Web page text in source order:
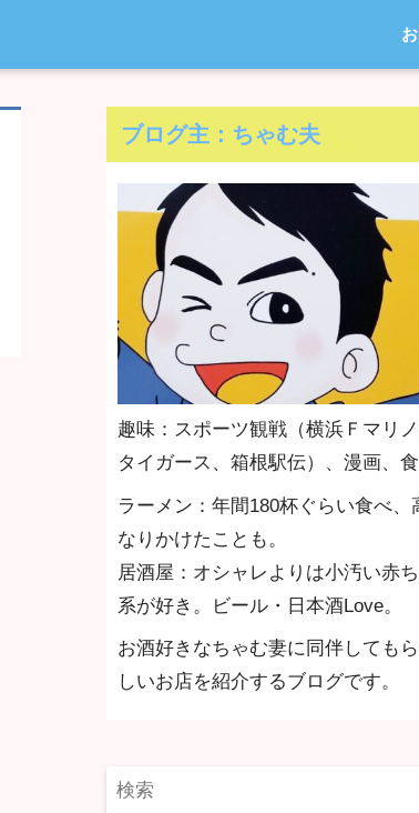
ブログ主：ちゃむ夫
趣味：スポーツ観戦（横浜Ｆマリ
タイガース、箱根駅伝）、漫画、食
ラーメン：年間180杯ぐらい食べ、
なりかけたことも。
居酒屋：オシャレよりは小汚い赤
系が好き。ビール・日本酒Love。
お酒好きなちゃむ妻に同伴しても
しいお店を紹介するブログです。